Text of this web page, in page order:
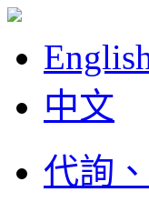
中文
代詢